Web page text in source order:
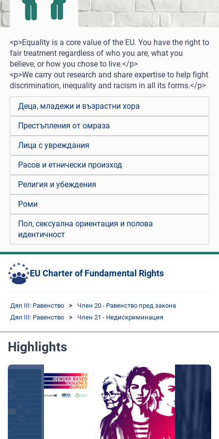
<p>Equality is a core value of the EU. You have the right to
fair treatment regardless of who you are, what you
believe, or how you chose to live.</p>
<p>We carry out research and share expertise to help fight
discrimination, inequality and racism in all its forms.</p>
Деца, младежи и възрастни хора
Престъпления от омраза
Лица с увреждания
Расов и етнически произход
Религия и убеждения
Роми
Пол, сексуална ориентация и полова
идентичност
EU Charter of Fundamental Rights
Дял III: Равенство
Член 20 - Равенство пред закона
Дял III: Равенство
Член 21 - Недискриминация
Highlights